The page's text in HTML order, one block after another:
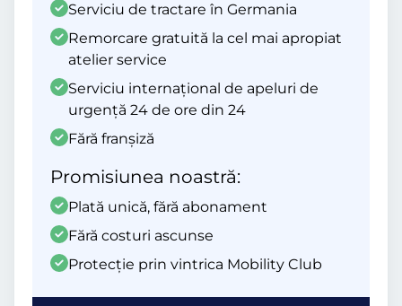
Serviciu de tractare în Germania
Remorcare gratuită la cel mai apropiat
atelier service
Serviciu internațional de apeluri de
urgență 24 de ore din 24
Fără franșiză
Promisiunea noastră:
Plată unică, fără abonament
Fără costuri ascunse
Protecție prin vintrica Mobility Club